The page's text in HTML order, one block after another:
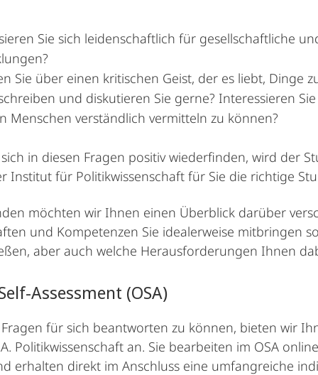
Sie sich leidenschaftlich für gesellschaftliche
Sie über einen kritischen Geist, der es liebt, Dinge
und diskutieren Sie gerne? Interessieren
Menschen verständlich vermitteln zu können?
in diesen Fragen positiv wiederfinden, wird der
Institut für Politikwissenschaft für Sie die richtige
möchten wir Ihnen einen Überblick darüber
und Kompetenzen Sie idealerweise mitbringen
aber auch welche Herausforderungen Ihnen
Assessment (OSA)
für sich beantworten zu können, bieten wir
Politikwissenschaft an. Sie bearbeiten im OSA
erhalten direkt im Anschluss eine umfangreiche